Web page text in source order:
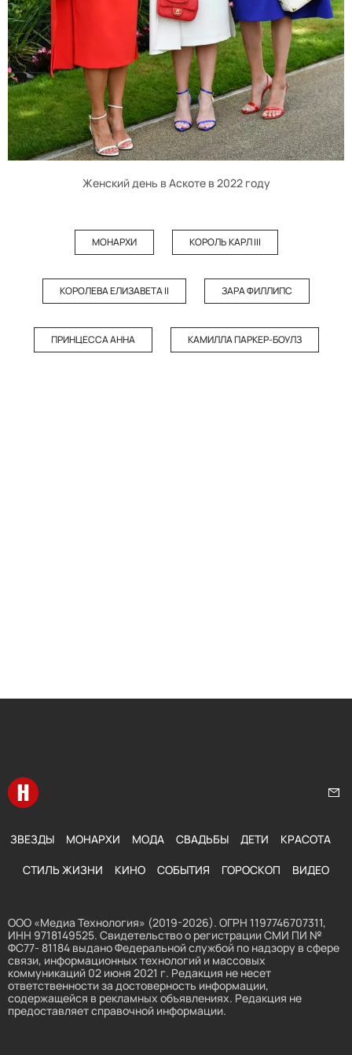
Женский день в Аскоте в 2022 году
МОНАРХИ КОРОЛЬ КАРЛ III
КОРОЛЕВА ЕЛИЗАВЕТА II ЗАРА ФИЛЛИПС
ПРИНЦЕССА АННА КАМИЛЛА ПАРКЕР-БОУЛЗ
Перейти на главную
ЗВЕЗДЫ МОНАРХИ МОДА СВАДЬБЫ ДЕТИ КРАСОТА
СТИЛЬ ЖИЗНИ КИНО СОБЫТИЯ ГОРОСКОП ВИДЕО
ООО «Медиа Технология» (2019-2026). ОГРН 1197746707311,
ИНН 9718149525. Свидетельство о регистрации СМИ ПИ №
ФС77- 81184 выдано Федеральной службой по надзору в сфере
связи, информационных технологий и массовых
коммуникаций 02 июня 2021 г. Редакция не несет
ответственности за достоверность информации,
содержащейся в рекламных объявлениях. Редакция не
предоставляет справочной информации.